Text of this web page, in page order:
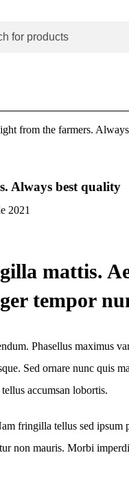
from the farmers.
Always best quality
2021
mattis.
tempor
Phasellus maximus
Sed ornare nunc quis
accumsan lobortis.
fringilla tellus sed
non mauris. Morbi